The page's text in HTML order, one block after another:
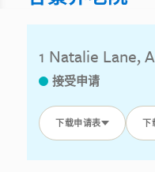
1 Natalie Lane,
接受申请
下载申请表 下